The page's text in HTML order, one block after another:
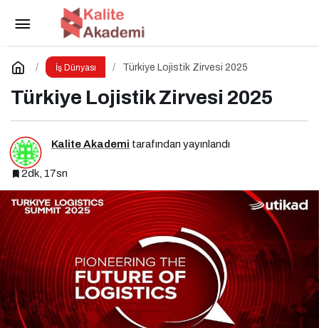
İş Dünyası Türkiye Lojistik Zirvesi 2025
Türkiye Lojistik Zirvesi 2025
Kalite Akademi tarafından yayınlandı
2dk, 17sn
Form Şirketler Grubu ISK-SODEX 2025’te
İklimlendirme Geleceğini Sergiledi
Yorum Yap